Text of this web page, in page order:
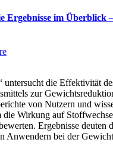
Ergebnisse im Überblick
untersucht die Effektivität
zur
von Nutzern und
die Wirkung auf
Ergebnisse deuten
Anwendern bei der